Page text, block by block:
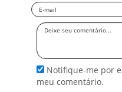
Email
Deixe
Notifique-me por
meu comentário.